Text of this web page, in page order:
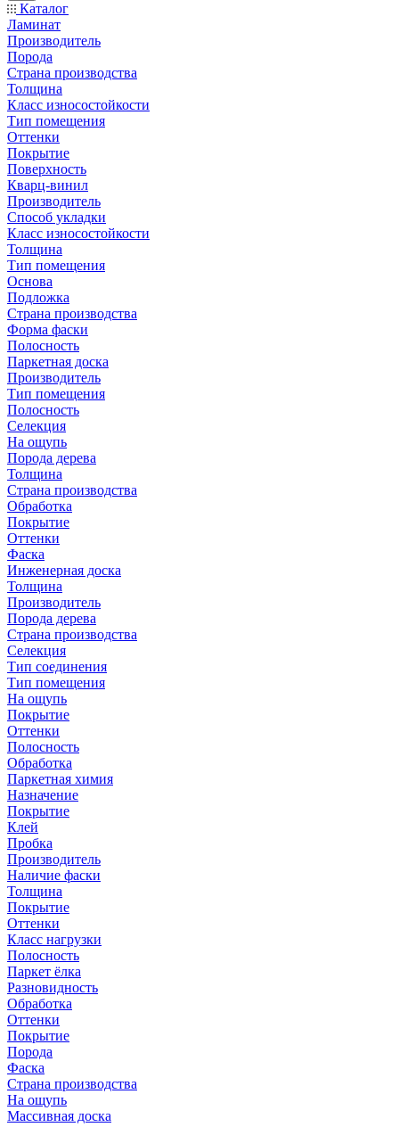
Каталог
Ламинат
Производитель
Порода
Страна производства
Толщина
Класс износостойкости
Тип помещения
Оттенки
Покрытие
Поверхность
Кварц-винил
Производитель
Способ укладки
Класс износостойкости
Толщина
Тип помещения
Основа
Подложка
Страна производства
Форма фаски
Полосность
Паркетная доска
Производитель
Тип помещения
Полосность
Селекция
На ощупь
Порода дерева
Толщина
Страна производства
Обработка
Покрытие
Оттенки
Фаска
Инженерная доска
Толщина
Производитель
Порода дерева
Страна производства
Селекция
Тип соединения
Тип помещения
На ощупь
Покрытие
Оттенки
Полосность
Обработка
Паркетная химия
Назначение
Покрытие
Клей
Пробка
Производитель
Наличие фаски
Толщина
Покрытие
Оттенки
Класс нагрузки
Полосность
Паркет ёлка
Разновидность
Обработка
Оттенки
Покрытие
Порода
Фаска
Страна производства
На ощупь
Массивная доска